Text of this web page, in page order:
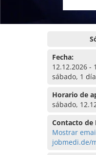
Fecha:
12.12.2026 -
sábado, 1 día
Horario de
sábado,
Contacto de
Mostrar
jobmedi.de/